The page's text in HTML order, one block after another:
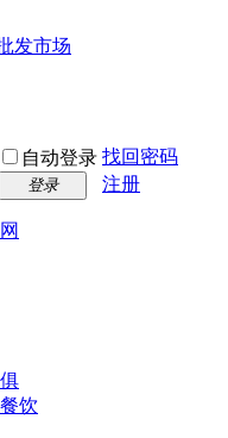
发市场
自动登录 找回密码
登录 注册
饮